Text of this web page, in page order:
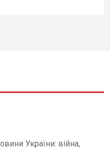
України: війна,